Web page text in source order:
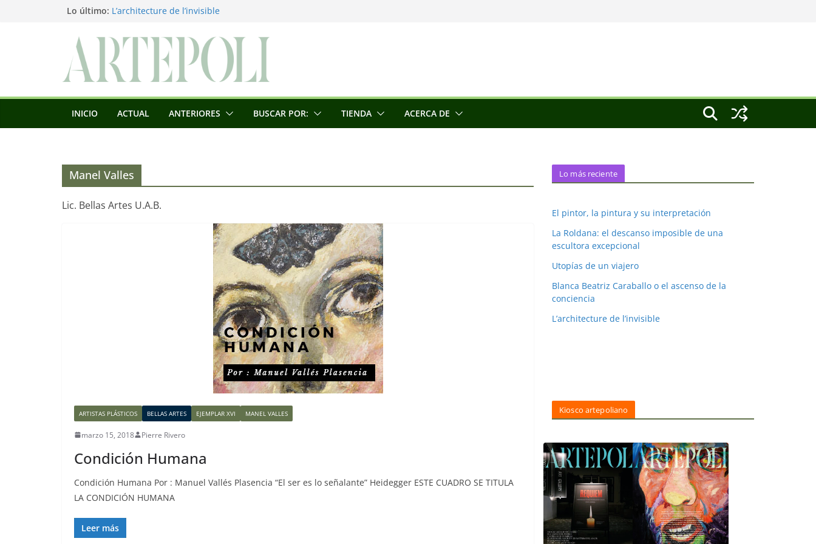
Lo último: L’architecture de l’invisible
La Roldana: el descanso imposible de una escultora
excepcional
Utopías de un viajero
Blanca Beatriz Caraballo o el ascenso de la conciencia
INICIO ACTUAL ANTERIORES BUSCAR POR: TIENDA ACERCA DE
Manel Valles
Lic. Bellas Artes U.A.B.
ARTISTAS PLÁSTICOS BELLAS ARTES EJEMPLAR XVI MANEL VALLES
marzo 15, 2018 Pierre Rivero
Condición Humana
Condición Humana Por : Manuel Vallés Plasencia “El ser es lo señalante” Heidegger ESTE CUADRO SE TITULA
LA CONDICIÓN HUMANA
Leer más
Lo más reciente
El pintor, la pintura y su interpretación
La Roldana: el descanso imposible de una
escultora excepcional
Utopías de un viajero
Blanca Beatriz Caraballo o el ascenso de la
conciencia
L’architecture de l’invisible
Kiosco artepoliano